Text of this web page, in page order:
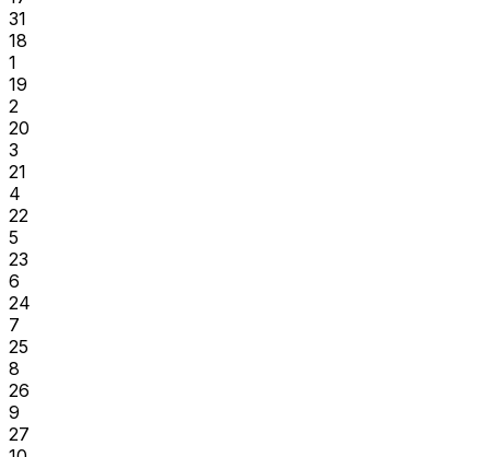
31
18
1
19
2
20
3
21
4
22
5
23
6
24
7
25
8
26
9
27